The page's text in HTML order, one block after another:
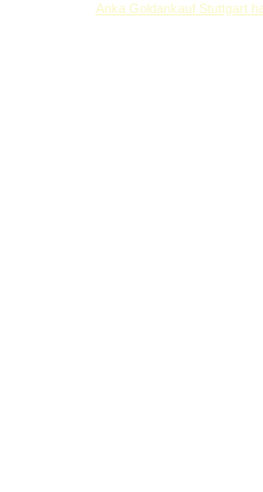
Anka Goldankauf Stuttgart